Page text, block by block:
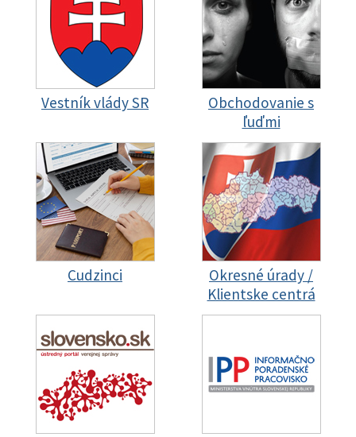
Vestník vlády SR
Obchodovanie s
ľuďmi
Cudzinci
Okresné úrady /
Klientske centrá